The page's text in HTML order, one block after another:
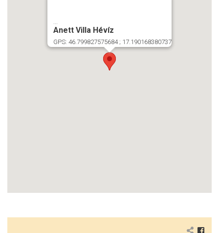
...
Anett Villa Hévíz
GPS: 46.799827575684 ; 17.190168380737